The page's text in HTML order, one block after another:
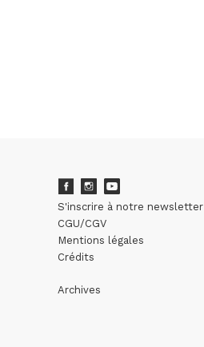
S'inscrire à notre newsletter
CGU/CGV
Mentions légales
Crédits
Archives